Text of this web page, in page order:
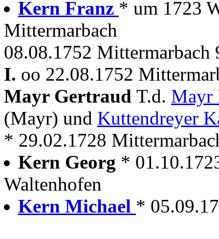
Kern Franz * um 1723
Mittermarbach
08.08.1752 Mittermarbach
I. oo 22.08.1752
Mayr Gertraud T.d. Mayr
(Mayr) und Kuttendreyer
* 29.02.1728
Kern Georg *
Waltenhofen
Kern Michael *